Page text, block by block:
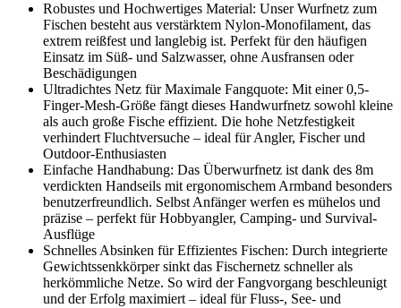
Robustes und Hochwertiges Material: Unser Wurfnetz zum
Fischen besteht aus verstärktem Nylon-Monofilament, das
extrem reißfest und langlebig ist. Perfekt für den häufigen
Einsatz im Süß- und Salzwasser, ohne Ausfransen oder
Beschädigungen
Ultradichtes Netz für Maximale Fangquote: Mit einer 0,5-
Finger-Mesh-Größe fängt dieses Handwurfnetz sowohl kleine
als auch große Fische effizient. Die hohe Netzfestigkeit
verhindert Fluchtversuche – ideal für Angler, Fischer und
Outdoor-Enthusiasten
Einfache Handhabung: Das Überwurfnetz ist dank des 8m
verdickten Handseils mit ergonomischem Armband besonders
benutzerfreundlich. Selbst Anfänger werfen es mühelos und
präzise – perfekt für Hobbyangler, Camping- und Survival-
Ausflüge
Schnelles Absinken für Effizientes Fischen: Durch integrierte
Gewichtssenkkörper sinkt das Fischernetz schneller als
herkömmliche Netze. So wird der Fangvorgang beschleunigt
und der Erfolg maximiert – ideal für Fluss-, See- und